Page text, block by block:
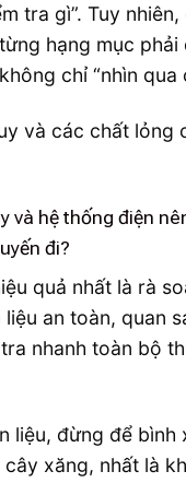
tra gì”. Tuy
hạng mục
chỉ “nhìn qua
và hệ thống điện
đi?
quả nhất là rà
liệu an toàn, quan
nhanh toàn bộ
liệu, đừng để bình
xăng, nhất là